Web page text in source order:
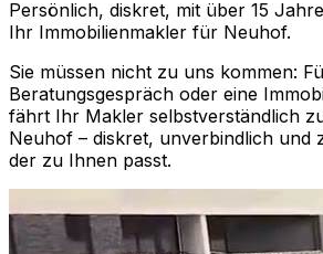
Persönlich, diskret, mit über 15
Ihr Immobilienmakler für Neuhof.
Sie müssen nicht zu uns kommen:
Beratungsgespräch oder eine
fährt Ihr Makler selbstverständlich
Neuhof – diskret, unverbindlich und
der zu Ihnen passt.